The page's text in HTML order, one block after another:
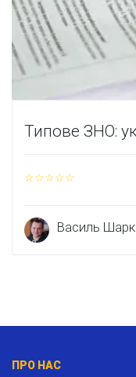
Типове ЗНО:
Василь
ПРО НАС